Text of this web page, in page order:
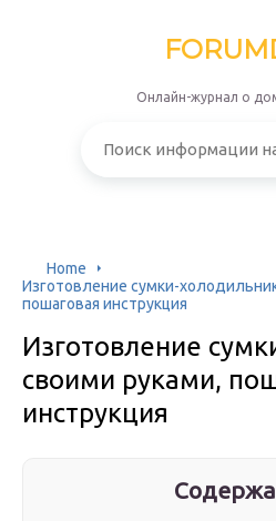
Онлайн-журнал о
Home
Изготовление сумки-
пошаговая инструкция
Изготовление
своими руками,
инструкция